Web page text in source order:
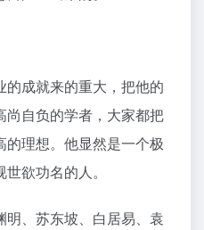
成就来的重大，把他的
尚自负的学者，大家都把
理想。他显然是一个极
欲功名的人。
、苏东坡、白居易、袁